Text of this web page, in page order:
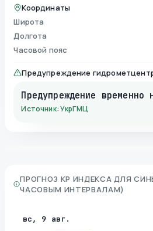
Координаты
Широта
Долгота
Часовой пояс
Предупреждение
Предупреждение временно
Источник: УкрГМЦ
ПРОГНОЗ KP ИНДЕКСА ДЛЯ
ЧАСОВЫМ ИНТЕРВАЛАМ)
вс, 9 авг.